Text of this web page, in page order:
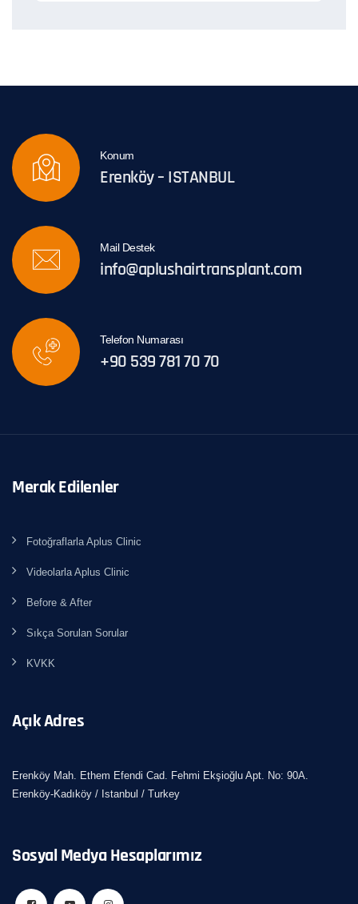
Konum
Erenköy – ISTANBUL
Mail Destek
info@aplushairtransplant.com
Telefon Numarası
+90 539 781 70 70
Merak Edilenler
Fotoğraflarla Aplus Clinic
Videolarla Aplus Clinic
Before & After
Sıkça Sorulan Sorular
KVKK
Açık Adres
Erenköy Mah. Ethem Efendi Cad. Fehmi Ekşioğlu Apt. No: 90A.
Erenköy-Kadıköy / Istanbul / Turkey
Sosyal Medya Hesaplarımız